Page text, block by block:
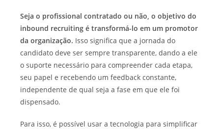
Seja o profissional contratado ou não, o objetivo do
inbound recruiting é transformá-lo em um promotor
da organização. Isso significa que a jornada do
candidato deve ser sempre transparente, dando a ele
o suporte necessário para compreender cada etapa,
seu papel e recebendo um feedback constante,
independente de qual seja a fase em que ele foi
dispensado.
Para isso, é possível usar a tecnologia para simplificar